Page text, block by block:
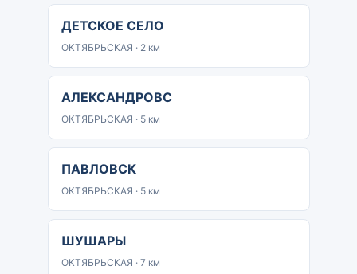
ДЕТСКОЕ СЕЛО
ОКТЯБРЬСКАЯ · 2 км
АЛЕКСАНДРОВС
ОКТЯБРЬСКАЯ · 5 км
ПАВЛОВСК
ОКТЯБРЬСКАЯ · 5 км
ШУШАРЫ
ОКТЯБРЬСКАЯ · 7 км